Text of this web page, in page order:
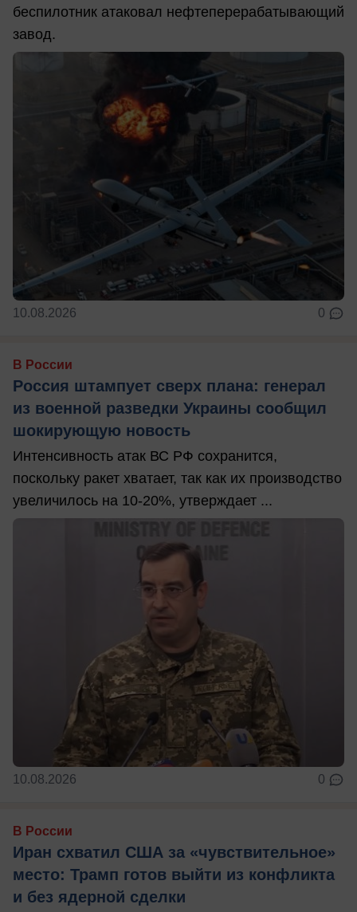
беспилотник атаковал нефтеперерабатывающий
завод.
10.08.2026 0
В России
Россия штампует сверх плана: генерал
из военной разведки Украины сообщил
шокирующую новость
Интенсивность атак ВС РФ сохранится,
поскольку ракет хватает, так как их производство
увеличилось на 10-20%, утверждает ...
10.08.2026 0
В России
Иран схватил США за «чувствительное»
место: Трамп готов выйти из конфликта
и без ядерной сделки